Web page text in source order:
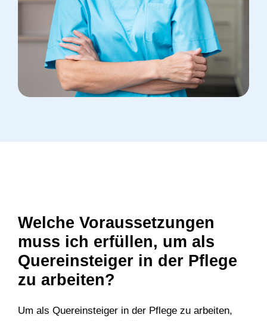
Welche Voraussetzungen
muss ich erfüllen, um als
Quereinsteiger in der Pflege
zu arbeiten?
Um als Quereinsteiger in der Pflege zu arbeiten,